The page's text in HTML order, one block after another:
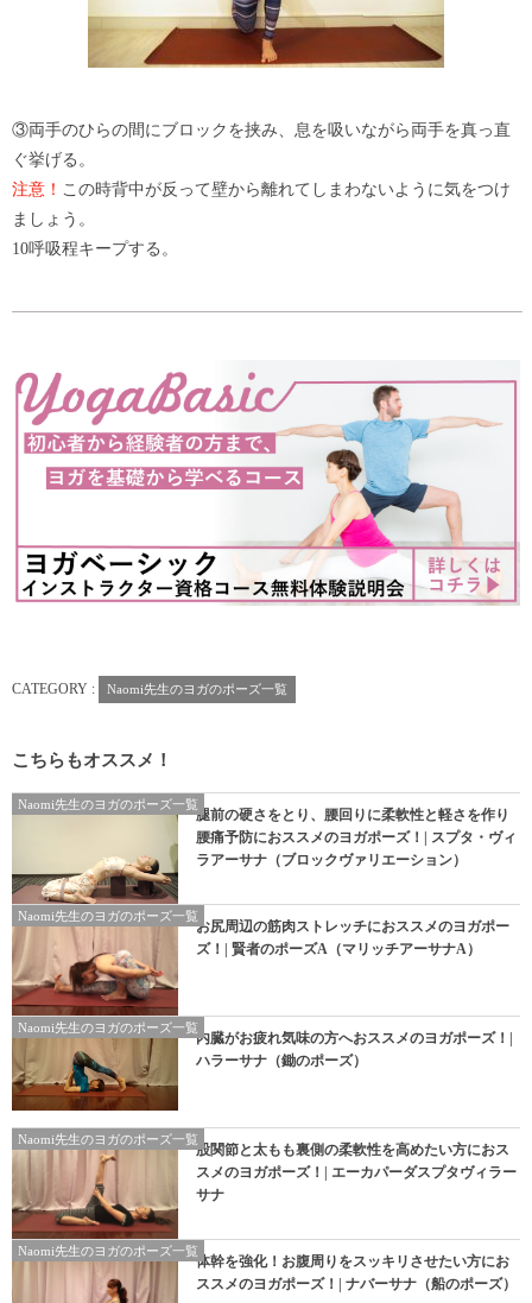
③両手のひらの間にブロックを挟み、息を吸いながら両手を真っ直
ぐ挙げる。
注意！ この時背中が反って壁から離れてしまわないように気をつけ
ましょう。
10呼吸程キープする。
CATEGORY : Naomi先生のヨガのポーズ一覧
こちらもオススメ！
Naomi先生のヨガのポーズ一覧
腿前の硬さをとり、腰回りに柔軟性と軽さを作り
腰痛予防におススメのヨガポーズ！| スプタ・ヴィ
ラアーサナ（ブロックヴァリエーション）
Naomi先生のヨガのポーズ一覧
お尻周辺の筋肉ストレッチにおススメのヨガポー
ズ！| 賢者のポーズA（マリッチアーサナA）
Naomi先生のヨガのポーズ一覧
内臓がお疲れ気味の方へおススメのヨガポーズ！|
ハラーサナ（鋤のポーズ）
Naomi先生のヨガのポーズ一覧
股関節と太もも裏側の柔軟性を高めたい方におス
スメのヨガポーズ！| エーカパーダスプタヴィラー
サナ
Naomi先生のヨガのポーズ一覧
体幹を強化！お腹周りをスッキリさせたい方にお
ススメのヨガポーズ！| ナバーサナ（船のポーズ）